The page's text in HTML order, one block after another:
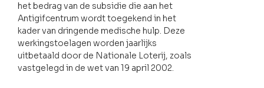
het bedrag van de subsidie die aan het
Antigifcentrum wordt toegekend in het
kader van dringende medische hulp. Deze
werkingstoelagen worden jaarlijks
uitbetaald door de Nationale Loterij, zoals
vastgelegd in de wet van 19 april 2002.